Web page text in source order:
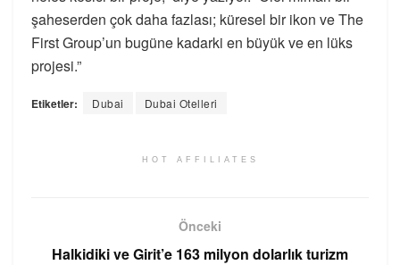
şaheserden çok daha fazlası; küresel bir ikon ve The
First Group’un bugüne kadarki en büyük ve en lüks
projesi.”
Etiketler: Dubai Dubai Otelleri
HOT AFFILIATES
Önceki
Halkidiki ve Girit’e 163 milyon dolarlık turizm